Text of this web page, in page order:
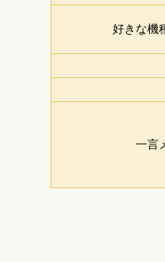
好きな機
一言